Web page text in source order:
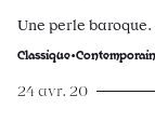
Une perle baroque.
Classique•Contemporain
24 avr. 20